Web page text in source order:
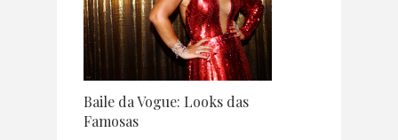
Baile da Vogue: Looks das
Famosas